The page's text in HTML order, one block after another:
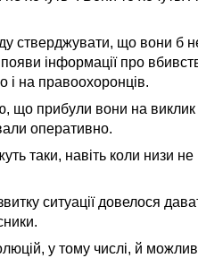
стверджувати, що вони б
інформації про
і на правоохоронців.
що прибули вони на виклик
оперативно.
таки, навіть коли низи не
ситуації довелося
у тому числі, й